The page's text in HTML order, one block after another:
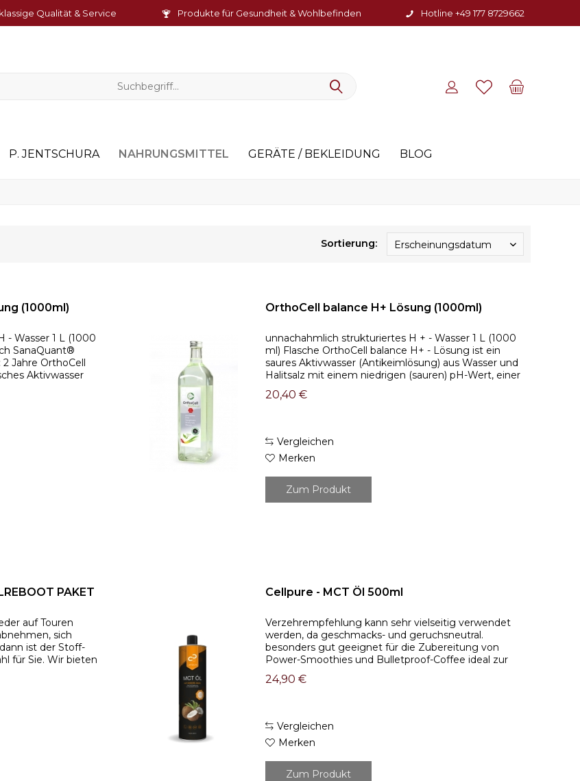
Qualität & Service Produkte für Gesundheit & Wohlbefinden Hotline +49 177 8729662
P. JENTSCHURA NAHRUNGSMITTEL GERÄTE / BEKLEIDUNG BLOG
Sortierung: Erscheinungsdatum
(1000ml)
- Wasser 1 L (1000
SanaQuant®
Jahre OrthoCell
Aktivwasser
OrthoCell balance H+ Lösung (1000ml)
unnachahmlich strukturiertes H + - Wasser 1 L (1000
ml) Flasche OrthoCell balance H+ - Lösung ist ein
saures Aktivwasser (Antikeimlösung) aus Wasser und
Halitsalz mit einem niedrigen (sauren) pH-Wert, einer
20,40 €
Vergleichen
Merken
Zum Produkt
PAKET
auf Touren
sich
ist der Stoff-
für Sie. Wir bieten
Cellpure - MCT Öl 500ml
Verzehrempfehlung kann sehr vielseitig verwendet
werden, da geschmacks- und geruchsneutral.
besonders gut geeignet für die Zubereitung von
Power-Smoothies und Bulletproof-Coffee ideal zur
Ergänzung von Cellpure Stoffwechseldrinks...
24,90 €
Vergleichen
Merken
Zum Produkt